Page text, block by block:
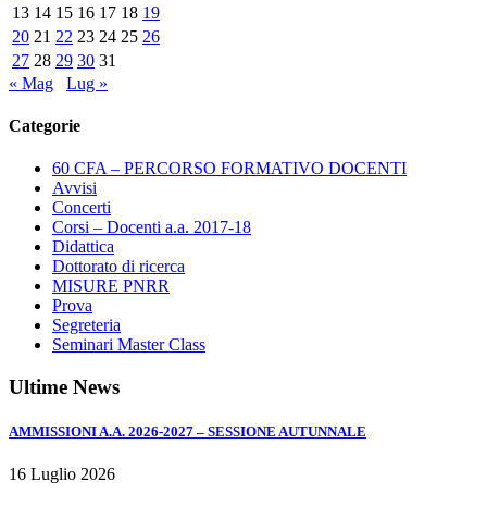
GIUGNO
2023
13 14 15 16 17 18 19
20 21 22 23 24 25 26
27 28 29 30 31
« Mag
Lug »
Categorie
60 CFA – PERCORSO FORMATIVO DOCENTI
Avvisi
Concerti
Corsi – Docenti a.a. 2017-18
Didattica
Dottorato di ricerca
MISURE PNRR
Prova
Segreteria
Seminari Master Class
Ultime News
AMMISSIONI A.A. 2026-2027 – SESSIONE AUTUNNALE
16 Luglio 2026